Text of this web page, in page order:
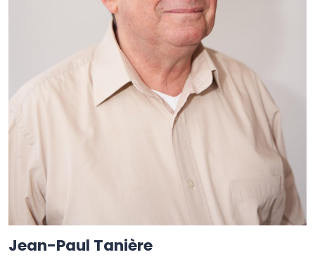
Jean-Paul Tanière